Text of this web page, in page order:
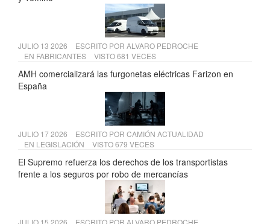
JULIO 13 2026 ESCRITO POR ALVARO PEDROCHE
EN FABRICANTES VISTO 681 VECES
AMH comercializará las furgonetas eléctricas Farizon en
España
JULIO 17 2026 ESCRITO POR CAMIÓN ACTUALIDAD
EN LEGISLACIÓN VISTO 679 VECES
El Supremo refuerza los derechos de los transportistas
frente a los seguros por robo de mercancías